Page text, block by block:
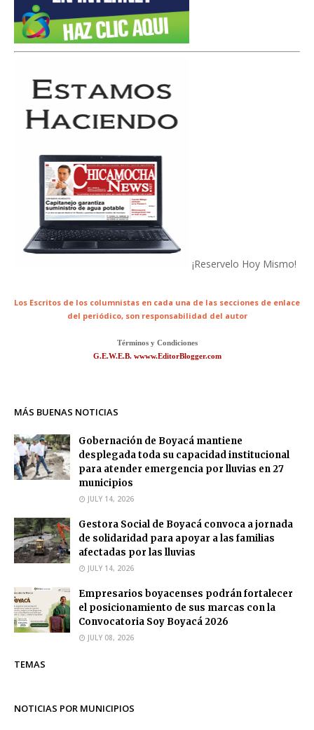
¡Reservelo Hoy Mismo!
Los Escritos de los columnistas en cada una de las secciones de enlace
del periódico, son responsabilidad del autor
Términos y Condiciones
G.E.W.E.B. wwww.EditorBlogger.com
MÁS BUENAS NOTICIAS
Gobernación de Boyacá mantiene
desplegada toda su capacidad institucional
para atender emergencia por lluvias en 27
municipios
JULY 14, 2026
Gestora Social de Boyacá convoca a jornada
de solidaridad para apoyar a las familias
afectadas por las lluvias
JULY 14, 2026
Empresarios boyacenses podrán fortalecer
el posicionamiento de sus marcas con la
Convocatoria Soy Boyacá 2026
JULY 08, 2026
TEMAS
NOTICIAS POR MUNICIPIOS